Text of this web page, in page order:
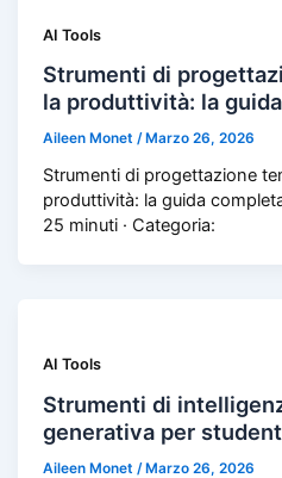
AI Tools
Strumenti di
la produttività: la
Aileen Monet/ Marzo 26, 2026
Strumenti di progettazione
produttività: la guida
25 minuti · Categoria:
AI Tools
Strumenti di
generativa per
Aileen Monet /Marzo 26, 2026